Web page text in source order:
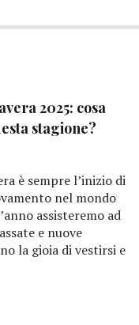
2025: cosa
stagione?
è sempre l’inizio di
nel mondo
assisteremo ad
e nuove
la gioia di vestirsi e